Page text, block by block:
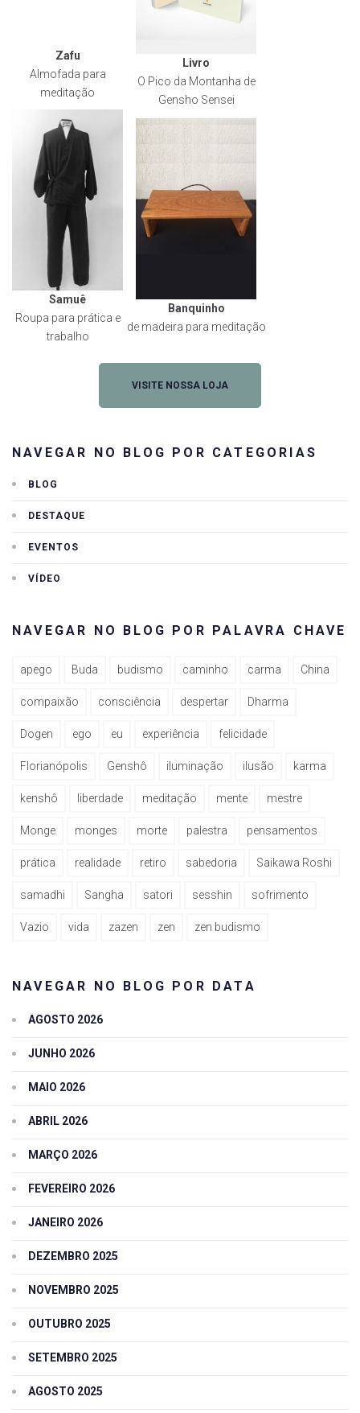
Zafu
Almofada para
meditação
Livro
O Pico da Montanha de
Gensho Sensei
Samuê
Roupa para prática e
trabalho
Banquinho
de madeira para meditação
VISITE NOSSA LOJA
NAVEGAR NO BLOG POR CATEGORIAS
BLOG
DESTAQUE
EVENTOS
VÍDEO
NAVEGAR NO BLOG POR PALAVRA CHAVE
apego Buda budismo caminho carma China
compaixão consciência despertar Dharma
Dogen ego eu experiência felicidade
Florianópolis Genshô iluminação ilusão karma
kenshô liberdade meditação mente mestre
Monge monges morte palestra pensamentos
prática realidade retiro sabedoria Saikawa Roshi
samadhi Sangha satori sesshin sofrimento
Vazio vida zazen zen zen budismo
NAVEGAR NO BLOG POR DATA
AGOSTO 2026
JUNHO 2026
MAIO 2026
ABRIL 2026
MARÇO 2026
FEVEREIRO 2026
JANEIRO 2026
DEZEMBRO 2025
NOVEMBRO 2025
OUTUBRO 2025
SETEMBRO 2025
AGOSTO 2025